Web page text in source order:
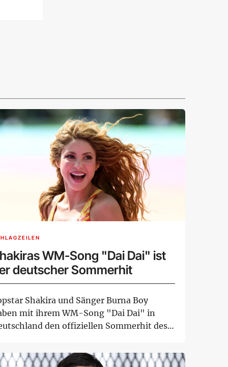
WM-Song "Dai Dai" ist
deutscher Sommerhit
Shakira und Sänger Burna Boy
mit ihrem WM-Song "Dai Dai" in
den offiziellen Sommerhit des